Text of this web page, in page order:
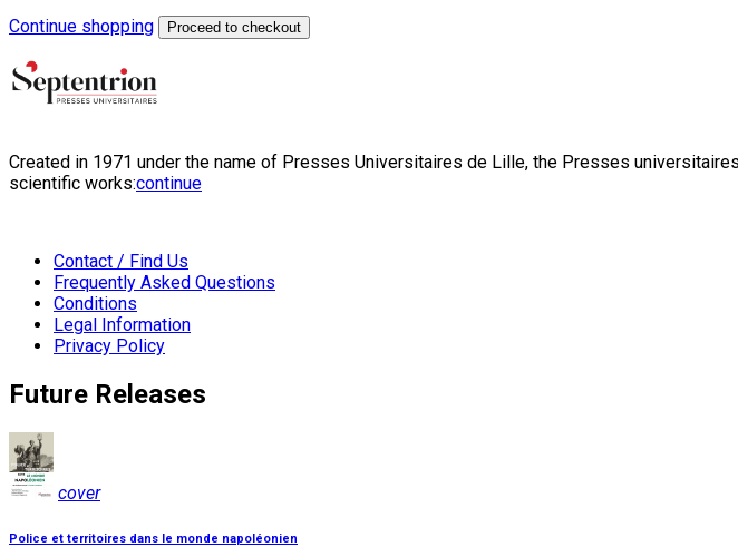
Continue shopping
Proceed to checkout
Created in 1971 under the name of Presses Universitaires de Lille, the Presses
scientific works:continue
Contact / Find Us
Frequently Asked Questions
Conditions
Legal Information
Privacy Policy
Future Releases
cover
Police et territoires dans le monde napoléonien